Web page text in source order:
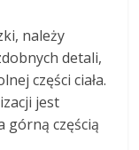
należy
detali,
części ciała.
jest
górną częścią